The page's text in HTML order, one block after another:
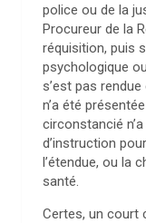
police ou de la
Procureur de la
réquisition, puis
psychologique
s’est pas
n’a été
circonstancié
d’instruction
l’étendue, ou la
santé.
Certes, un court